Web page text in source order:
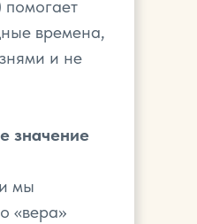
помогает
времена,
и не
значение
мы
«вера»